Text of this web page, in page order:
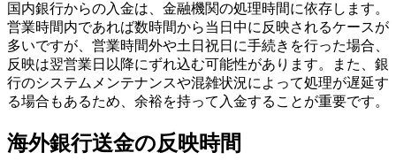
国内銀行からの入金は、金融機関の処理時間に依存します。
営業時間内であれば数時間から当日中に反映されるケースが
多いですが、営業時間外や土日祝日に手続きを行った場合、
反映は翌営業日以降にずれ込む可能性があります。また、銀
行のシステムメンテナンスや混雑状況によって処理が遅延す
る場合もあるため、余裕を持って入金することが重要です。
海外銀行送金の反映時間